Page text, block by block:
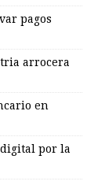
pagos
arrocera
en
digital por la